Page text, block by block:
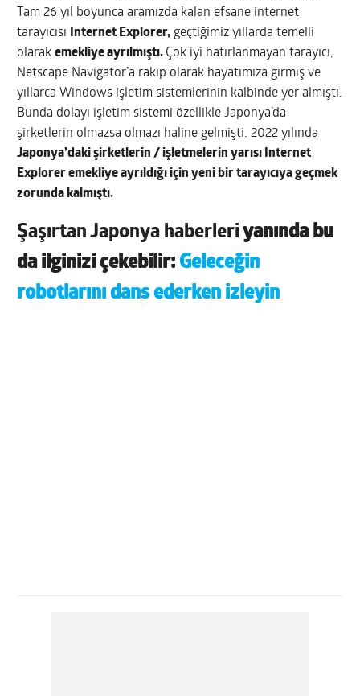
Tam 26 yıl boyunca aramızda kalan efsane internet
tarayıcısı
Internet Explorer, geçtiğimiz yıllarda temelli
olarakemekliye ayrılmıştı. Çok iyi hatırlanmayan tarayıcı,
Netscape Navigator’a rakip olarak hayatımıza girmiş ve
yıllarca Windows işletim sistemlerinin kalbinde yer almıştı.
Bunda dolayı işletim sistemi özellikle Japonya’da
şirketlerin olmazsa olmazı haline gelmişti. 2022 yılında
Japonya’daki şirketlerin / işletmelerin yarısı Internet
Explorer emekliye ayrıldığı için yeni bir tarayıcıya geçmek
zorunda kalmıştı.
Şaşırtan Japonya haberleri yanında bu
da ilginizi çekebilir: Geleceğin
robotlarını dans ederken izleyin